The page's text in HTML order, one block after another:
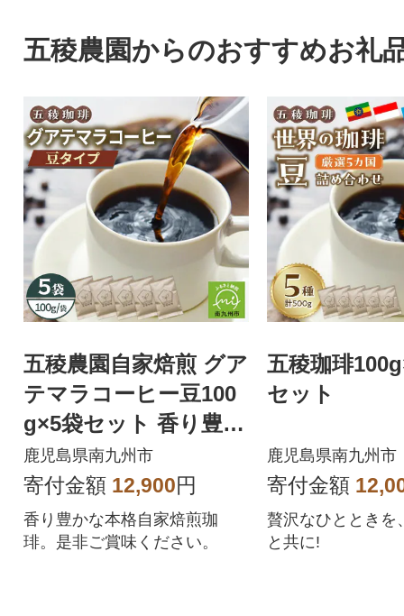
五稜農園からのおすすめお礼
五稜農園自家焙煎 グア
テマラコーヒー豆100
g×5袋セット 香り豊か
な本格珈琲
鹿児島県南九州市
寄付金額 12,900円
香り豊かな本格自家焙煎珈
琲。是非ご賞味ください。
五稜珈琲
セット
鹿児島県南九州市
寄付金額
贅沢なひとときを
と共に!